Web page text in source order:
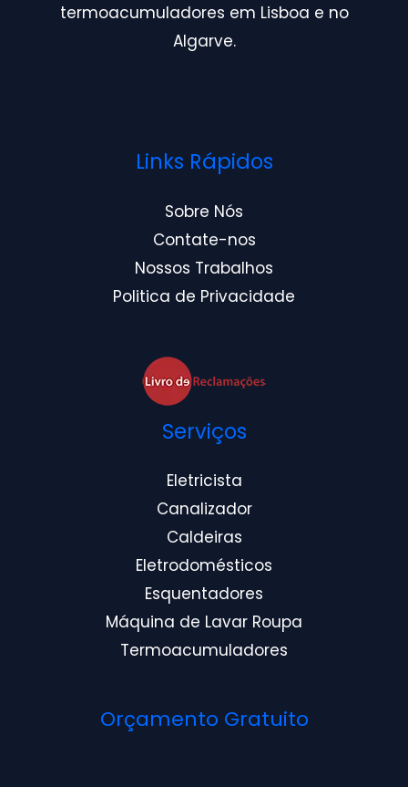
termoacumuladores em Lisboa e no
Algarve.
Links Rápidos
Sobre Nós
Contate-nos
Nossos Trabalhos
Politica de Privacidade
Serviços
Eletricista
Canalizador
Caldeiras
Eletrodomésticos
Esquentadores
Máquina de Lavar Roupa
Termoacumuladores
Orçamento Gratuito